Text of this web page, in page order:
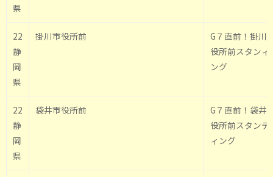
県
22
静
岡
県
掛川市役所前
G７直前！掛川
役所前スタンィ
ング
22
静
岡
県
袋井市役所前
G７直前！袋井
役所前スタンデ
ィング